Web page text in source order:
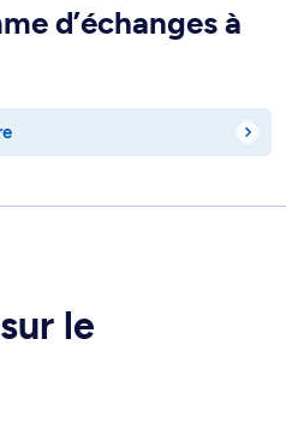
d’échanges à
le